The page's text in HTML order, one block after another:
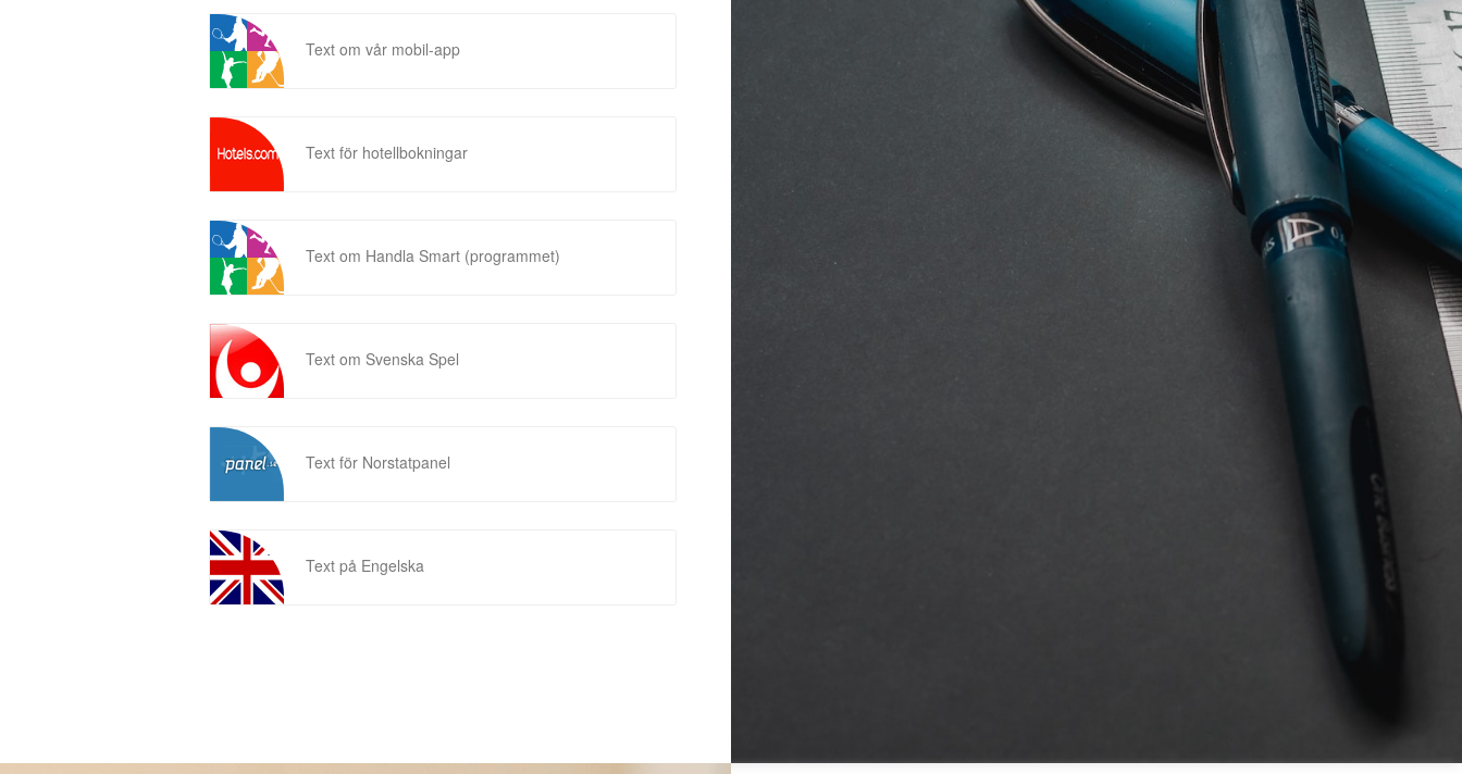
Text om vår mobil-app
Text för hotellbokningar
Text om Handla Smart (programmet)
Text om Svenska Spel
Text för Norstatpanel
Text på Engelska